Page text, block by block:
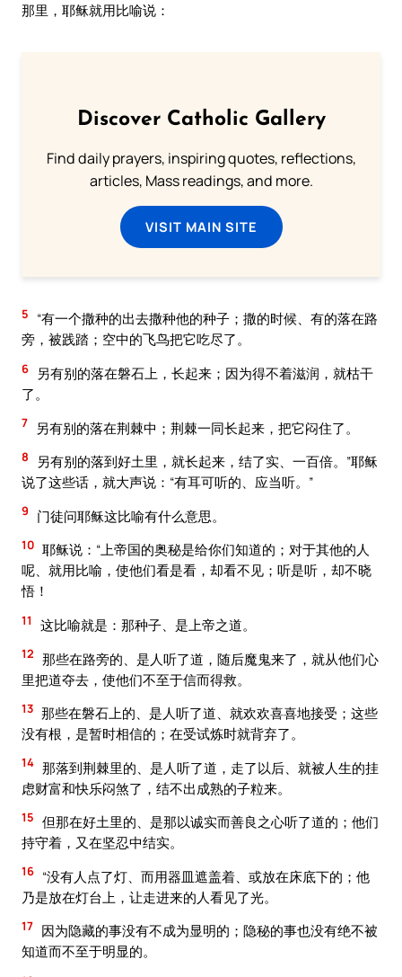
那里，耶稣就用比喻说：
Discover Catholic Gallery
Find daily prayers, inspiring quotes, reflections,
articles, Mass readings, and more.
VISIT MAIN SITE
5
“有一个撒种的出去撒种他的种子；撒的时候、有的落在路
旁，被践踏；空中的飞鸟把它吃尽了。
6
另有别的落在磐石上，长起来；因为得不着滋润，就枯干
了。
7 另有别的落在荆棘中；荆棘一同长起来，把它闷住了。
8
另有别的落到好土里，就长起来，结了实、一百倍。”耶稣
说了这些话，就大声说：“有耳可听的、应当听。”
9 门徒问耶稣这比喻有什么意思。
10 耶稣说：“上帝国的奥秘是给你们知道的；对于其他的人
呢、就用比喻，使他们看是看，却看不见；听是听，却不晓
悟！
11 这比喻就是：那种子、是上帝之道。
12 那些在路旁的、是人听了道，随后魔鬼来了，就从他们心
里把道夺去，使他们不至于信而得救。
13 那些在磐石上的、是人听了道、就欢欢喜喜地接受；这些
没有根，是暂时相信的；在受试炼时就背弃了。
14 那落到荆棘里的、是人听了道，走了以后、就被人生的挂
虑财富和快乐闷煞了，结不出成熟的子粒来。
15 但那在好土里的、是那以诚实而善良之心听了道的；他们
持守着，又在坚忍中结实。
16 “没有人点了灯、而用器皿遮盖着、或放在床底下的；他
乃是放在灯台上，让走进来的人看见了光。
17 因为隐藏的事没有不成为显明的；隐秘的事也没有绝不被
知道而不至于明显的。